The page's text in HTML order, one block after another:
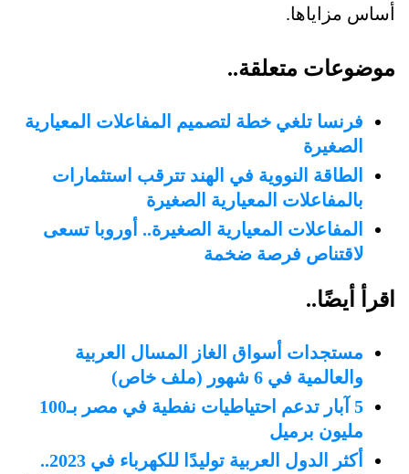
أساس مزاياها.
موضوعات متعلقة..
فرنسا تلغي خطة لتصميم المفاعلات المعيارية
الصغيرة
الطاقة النووية في الهند تترقب استثمارات
بالمفاعلات المعيارية الصغيرة
المفاعلات المعيارية الصغيرة.. أوروبا تسعى
لاقتناص فرصة ضخمة
اقرأ أيضًا..
مستجدات أسواق الغاز المسال العربية
والعالمية في 6 شهور (ملف خاص)
5 آبار تدعم احتياطيات نفطية في مصر بـ100
مليون برميل
أكثر الدول العربية توليدًا للكهرباء في 2023..